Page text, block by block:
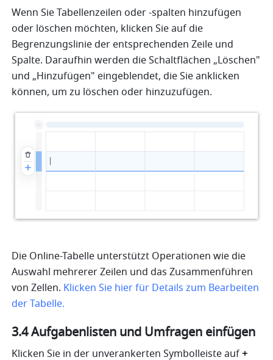
Wenn Sie Tabellenzeilen oder -spalten hinzufügen
oder löschen möchten, klicken Sie auf die
Begrenzungslinie der entsprechenden Zeile und
Spalte. Daraufhin werden die Schaltflächen „Löschen"
und „Hinzufügen" eingeblendet, die Sie anklicken
können, um zu löschen oder hinzuzufügen.
Die Online-Tabelle unterstützt Operationen wie die
Auswahl mehrerer Zeilen und das Zusammenführen
von Zellen. Klicken Sie hier für Details zum Bearbeiten
der Tabelle.
3.4 Aufgabenlisten und Umfragen einfügen
Klicken Sie in der unverankerten Symbolleiste auf +